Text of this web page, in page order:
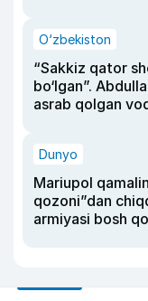
O‘zbekiston
“Sakkiz qator
bo‘lgan”.
asrab qolgan
Dunyo
Mariupol
qozoni”dan
armiyasi bosh